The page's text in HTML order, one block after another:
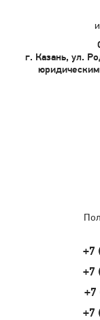
г. Казань, ул.
+7
+7
+7
+7